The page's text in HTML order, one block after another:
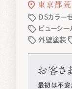
東京都
DSカラー
ビューシー
外壁塗装
お客さ
最初は不安